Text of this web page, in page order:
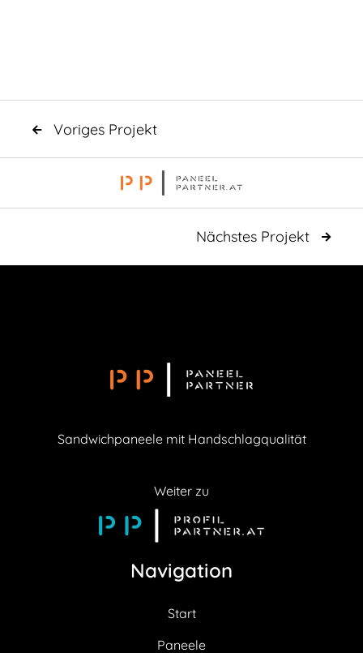
 Voriges Projekt
Nächstes Projekt 
Sandwichpaneele mit Handschlagqualität
Weiter zu
Navigation
Start
Paneele